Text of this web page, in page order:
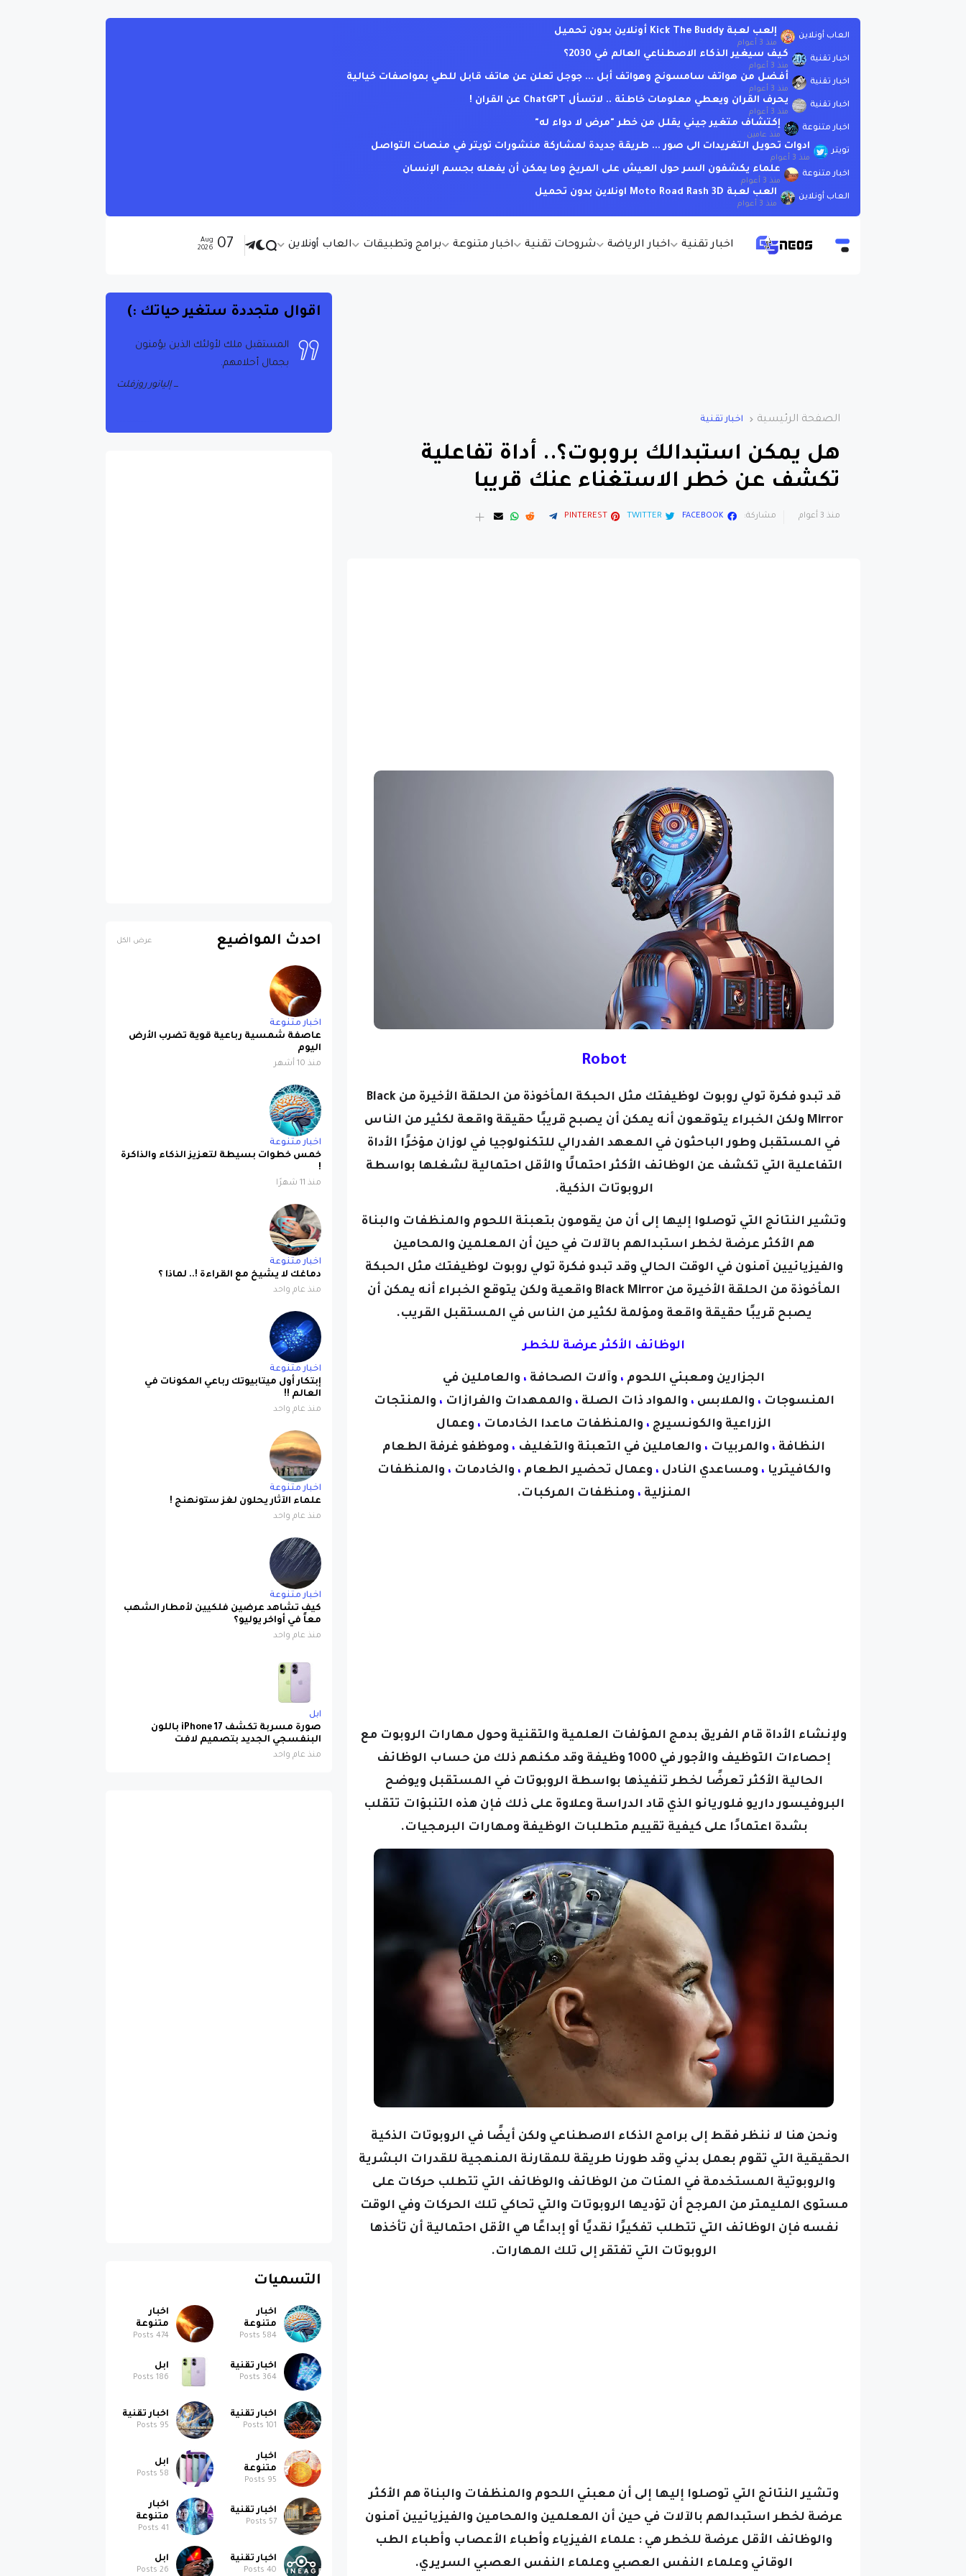
اخبار تقنية اخبار الرياضة شروحات تقنية اخبار متنوعة برامج وتطبيقات العاب أونلاين 07
Aug
2026
العاب أونلاين إلعب لعبة Kick The Buddy أونلاين بدون تحميل
منذ 3 أعوام
اخبار تقنية كيف سيغير الذكاء الاصطناعي العالم في 2030؟
منذ 3 أعوام
اخبار تقنية أفضل من هواتف سامسونج وهواتف أبل ... جوجل تعلن عن هاتف قابل للطي بمواصفات خيالية
منذ 3 أعوام
اخبار تقنية يحرف القران ويعطي معلومات خاطئة .. لاتسأل ChatGPT عن القران !
منذ 3 أعوام
اخبار متنوعة إكتشاف متغير جيني يقلل من خطر "مرض لا دواء له"
منذ عامين
تويتر ادوات تحويل التغريدات الى صور ... طريقة جديدة لمشاركة منشورات تويتر في منصات التواصل
منذ 3 أعوام
اخبار متنوعة علماء يكشفون السر حول العيش على المريخ وما يمكن أن يفعله بجسم الإنسان
منذ 3 أعوام
العاب أونلاين العب لعبة Moto Road Rash 3D اونلاين بدون تحميل
منذ 3 أعوام
الصفحة الرئيسية اخبار تقنية
هل يمكن استبدالك بروبوت؟.. أداة تفاعلية
تكشف عن خطر الاستغناء عنك قريبا
منذ 3 أعوام مشاركة: FACEBOOK
TWITTER
PINTEREST
Robot
قد تبدو فكرة تولي روبوت لوظيفتك مثل الحبكة المأخوذة من الحلقة الأخيرة من Black
Mirror ولكن الخبراء يتوقعون أنه يمكن أن يصبح قريبًا حقيقة واقعة لكثير من الناس
في المستقبل وطور الباحثون في المعهد الفدرالي للتكنولوجيا في لوزان مؤخرًا الأداة
التفاعلية التي تكشف عن الوظائف الأكثر احتمالًا والأقل احتمالية لشغلها بواسطة
الروبوتات الذكية.
وتشير النتائج التي توصلوا إليها إلى أن من يقومون بتعبئة اللحوم والمنظفات والبناة
هم الأكثر عرضة لخطر استبدالهم بالآلات في حين أن المعلمين والمحامين
والفيزيائيين آمنون في الوقت الحالي وقد تبدو فكرة تولي روبوت لوظيفتك مثل الحبكة
المأخوذة من الحلقة الأخيرة من Black Mirror واقعية ولكن يتوقع
الخبراء أنه يمكن أن
يصبح قريبًا حقيقة واقعة ومؤلمة لكثير من الناس في المستقبل القريب.
الوظائف الأكثر عرضة للخطر
الجزارين ومعبئي اللحوم ، وآ لات الصحافة ، والعاملين في
المنسوجات ، والملابس ، والمواد ذات الصلة ، والممهدات والفرازات ، والمنتجات
الزراعية والكونسيرج ، والمنظفات ماعدا الخادمات ، وعمال
النظافة ، والمربيات ، والعاملين في التعبئة والتغليف ، وموظفو غرفة الطعام
والكافيتريا ، ومساعدي النادل ، وعمال تحضير الطعام ، والخادمات ، والمنظفات
المنزلية ، ومنظفات المركبات.
ولإنشاء الأداة قام الفريق بدمج المؤلفات العلمية والتقنية وحول مهارات الروبوت مع
إحصاءات التوظيف والأجور في 1000 وظيفة
وقد مكنهم ذلك من حساب الوظائف
الحالية الأكثر تعرضًا لخطر تنفيذها بواسطة الروبوتات في المستقبل ويوضح
البروفيسور داريو فلوريانو الذي قاد الدراسة وعلاوة على ذلك فإن هذه التنبؤات تتقلب
بشدة اعتمادًا على كيفية تقييم متطلبات الوظيفة ومهارات البرمجيات.
ونحن هنا لا ننظر فقط إلى برامج الذكاء الاصطناعي ولكن أيضًا في الروبوتات الذكية
الحقيقية التي تقوم بعمل بدني وقد طورنا طريقة للمقارنة المنهجية للقدرات البشرية
والروبوتية المستخدمة في المئات من الوظائف والوظائف التي تتطلب حركات على
مستوى المليمتر من المرجح أن تؤديها الروبوتات والتي تحاكي تلك الحركات وفي الوقت
نفسه فإن الوظائف التي تتطلب تفكيرًا نقديًا أو إبداعًا هي الأقل احتمالية أن تأخذها
الروبوتات التي تفتقر إلى تلك المهارات.
وتشير النتائج التي توصلوا إليها إلى أن معبئي اللحوم والمنظفات والبناة هم الأكثر
عرضة لخطر استبدالهم بالآلات في حين أن المعلمين والمحامين والفيزيائيين آمنون
والوظائف الأقل عرضة للخطر هي : علماء الفيزياء وأطباء الأعصاب وأطباء الطب
الوقائي وعلماء النفس العصبي وعلماء النفس العصبي السريري.
اقوال متجددة ستغير حياتك :)
المستقبل ملك لأولئك الذين يؤمنون
بجمال أحلامهم.
إليانور روزفلت
احدث المواضيع عرض الكل
اخبار متنوعة
عاصفة شمسية رباعية قوية تضرب الأرض
اليوم
منذ 10 أشهر
اخبار متنوعة
خمس خطوات بسيطة لتعزيز الذكاء والذاكرة
!
منذ 11 شهرًا
اخبار متنوعة
دماغك لا يشيخ مع القراءة !.. لماذا ؟
منذ عام واحد
اخبار متنوعة
إبتكار أول ميتابيوتك رباعي المكونات في
العالم !!
منذ عام واحد
اخبار متنوعة
علماء الآثار يحلون لغز ستونهنج !
منذ عام واحد
اخبار متنوعة
كيف تشاهد عرضين فلكيين لأمطار الشهب
معاً في أواخر يوليو؟
منذ عام واحد
ابل
صورة مسربة تكشف iPhone 17 باللون
البنفسجي الجديد بتصميم لافت
منذ عام واحد
التسميات
اخبار
متنوعة
584
اخبار
متنوعة
474
اخبار تقنية
364
ابل
186
اخبار تقنية
101
اخبار تقنية
95
اخبار
متنوعة
95
ابل
58
اخبار تقنية
57
اخبار
متنوعة
41
اخبار تقنية
40
ابل
26